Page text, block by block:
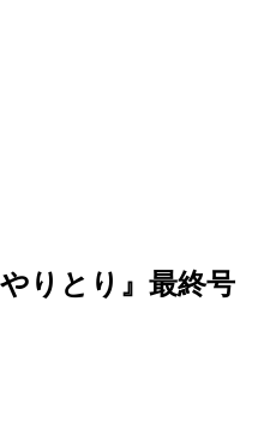
りとり』最終号